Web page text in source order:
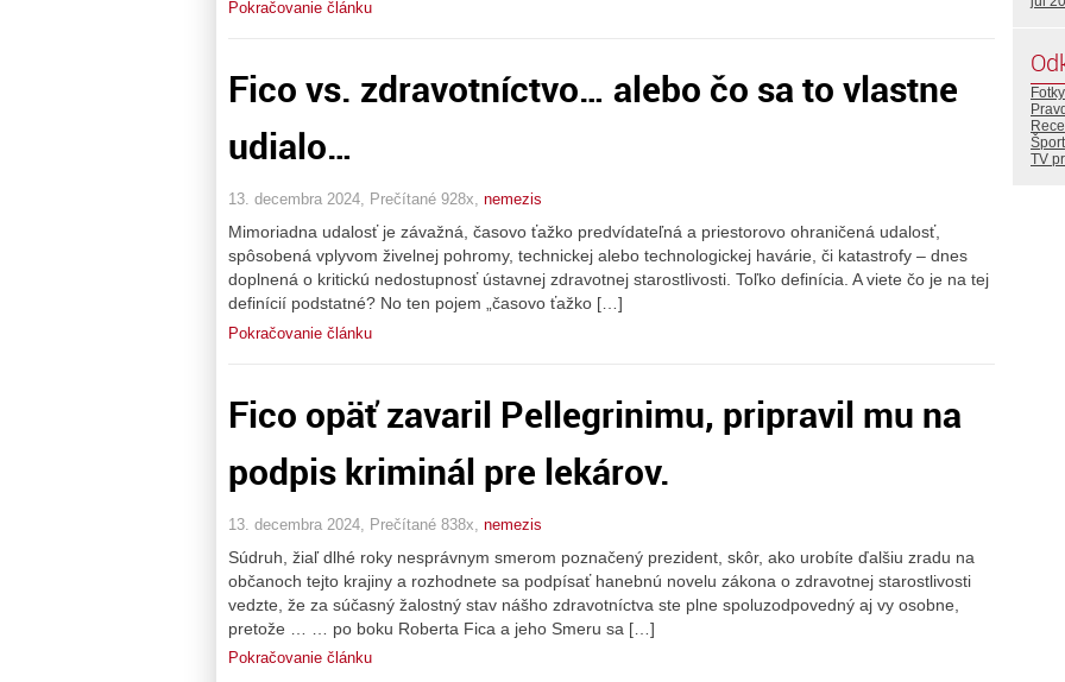
Pokračovanie článku
Fico vs. zdravotníctvo… alebo čo sa to vlastne
udialo…
13. decembra 2024, Prečítané 928x, nemezis
Mimoriadna udalosť je závažná, časovo ťažko predvídateľná a priestorovo ohraničená udalosť,
spôsobená vplyvom živelnej pohromy, technickej alebo technologickej havárie, či katastrofy – dnes
doplnená o kritickú nedostupnosť ústavnej zdravotnej starostlivosti. Toľko definícia. A viete čo je na tej
definícií podstatné? No ten pojem „časovo ťažko […]
Pokračovanie článku
Fico opäť zavaril Pellegrinimu, pripravil mu na
podpis kriminál pre lekárov.
13. decembra 2024, Prečítané 838x, nemezis
Súdruh, žiaľ dlhé roky nesprávnym smerom poznačený prezident, skôr, ako urobíte ďalšiu zradu na
občanoch tejto krajiny a rozhodnete sa podpísať hanebnú novelu zákona o zdravotnej starostlivosti
vedzte, že za súčasný žalostný stav nášho zdravotníctva ste plne spoluzodpovedný aj vy osobne,
pretože … … po boku Roberta Fica a jeho Smeru sa […]
Pokračovanie článku
Fotky
Šport
TV